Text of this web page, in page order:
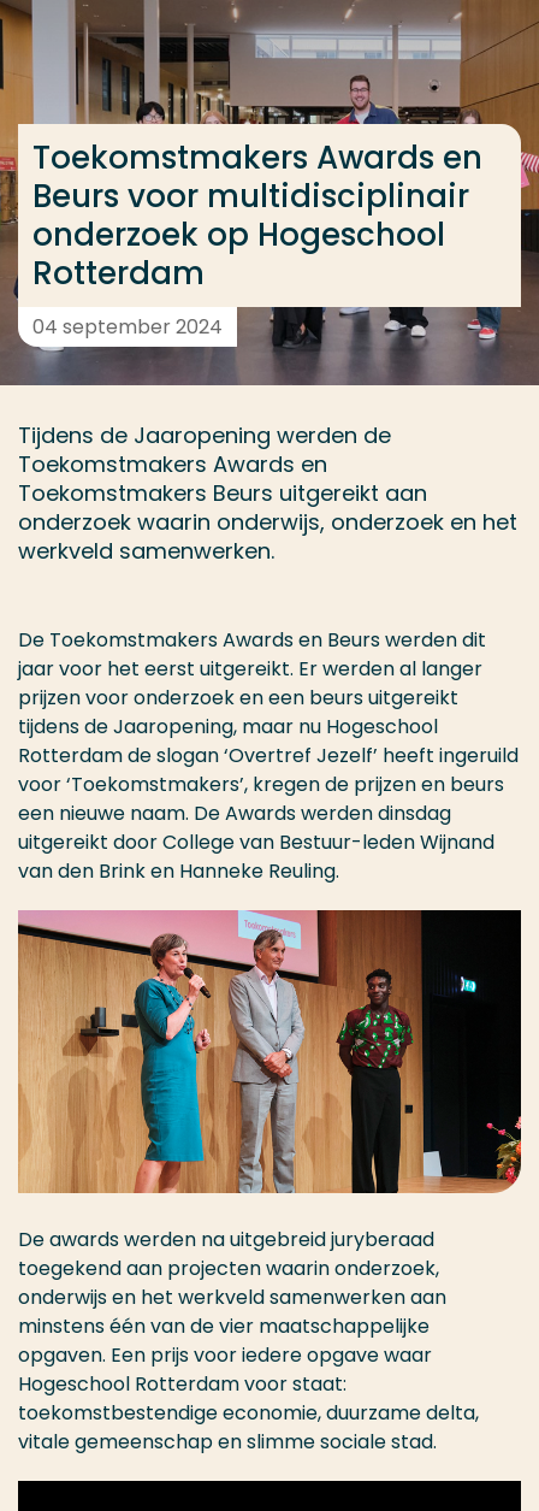
Ga direct naar de content
... > Toekomstmakers Awards en Beurs voor
Toekomstmakers Awards en
Beurs voor multidisciplinair
onderzoek op Hogeschool
Rotterdam
04 september 2024
Tijdens de Jaaropening werden de
Toekomstmakers Awards en
Toekomstmakers Beurs uitgereikt aan
onderzoek waarin onderwijs, onderzoek en het
werkveld samenwerken.
De Toekomstmakers Awards en Beurs werden dit
jaar voor het eerst uitgereikt. Er werden al langer
prijzen voor onderzoek en een beurs uitgereikt
tijdens de Jaaropening, maar nu Hogeschool
Rotterdam de slogan ‘Overtref Jezelf’ heeft ingeruild
voor ‘Toekomstmakers’, kregen de prijzen en beurs
een nieuwe naam. De Awards werden dinsdag
uitgereikt door College van Bestuur-leden Wijnand
van den Brink en Hanneke Reuling.
De awards werden na uitgebreid juryberaad
toegekend aan projecten waarin onderzoek,
onderwijs en het werkveld samenwerken aan
minstens één van de vier maatschappelijke
opgaven. Een prijs voor iedere opgave waar
Hogeschool Rotterdam voor staat:
toekomstbestendige economie, duurzame delta,
vitale gemeenschap en slimme sociale stad.
Veel gezocht
Opleiding